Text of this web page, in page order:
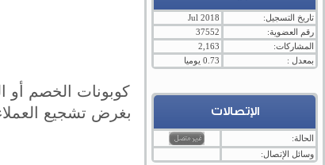
تاريخ التسجيل:
Jul 2018
رقم العضوية:
37552
المشاركات:
2,163
بمعدل :
0.73 يوميا
الإتصالات
الحالة:
وسائل الإتصال:
كوبونات الخصم أو